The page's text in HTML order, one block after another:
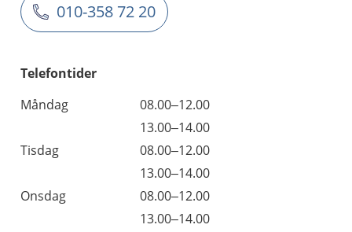
010-358 72 20
Telefontider
Måndag
08.00–12.00
13.00–14.00
Tisdag
08.00–12.00
13.00–14.00
Onsdag
08.00–12.00
13.00–14.00